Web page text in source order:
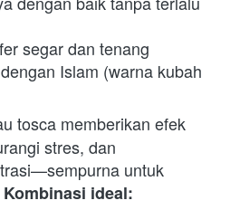
segar dan tenang
Islam (warna kubah
tosca memberikan efek
stres, dan
untuk
Kombinasi ideal: